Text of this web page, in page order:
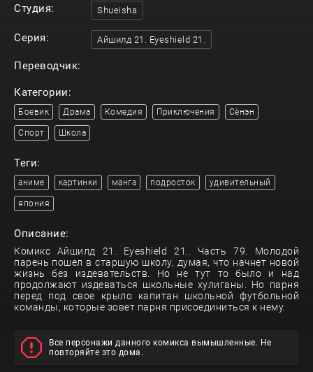
Студия: Shueisha
Серия: Айшилд 21. Eyeshield 21.
Переводчик:
Категории:
Боевик Драма Комедия Приключения Сёнэн
Спорт Школа
Теги:
аниме картинки манга подросток удивительный
япония
Описание:
Комикс Айшилд 21. Eyeshield 21.. Часть 79. Молодой
парень пошел в старшую школу, думая, что начнет новой
жизнь без издевательств. Но не тут то было и над
продолжают издеваться школьные хулиганы. Но парня
перед под свое крыло капитан школьной футбольной
команды, которые зовет парня присоединиться к нему.
Все персонажи данного комикса вымышленные. Не
повторяйте это дома.